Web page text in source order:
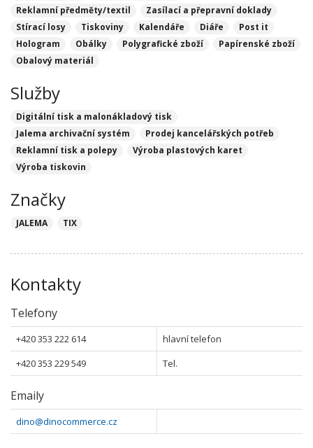
Reklamní předměty/textil
Zasílací a přepravní doklady
Stírací losy
Tiskoviny Kalendáře Diáře
Post it
Hologram
Obálky Polygrafické zboží
Papírenské zboží
Obalový materiál
Služby
Digitální tisk a malonákladový tisk
Jalema archivační systém
Prodej kancelářských potřeb
Reklamní tisk a polepy
Výroba plastových karet
Výroba tiskovin
Značky
JALEMA TIX
Kontakty
Telefony
+420 353 222 614
hlavní telefon
+420 353 229 549
Tel.
Emaily
dino@dinocommerce.cz